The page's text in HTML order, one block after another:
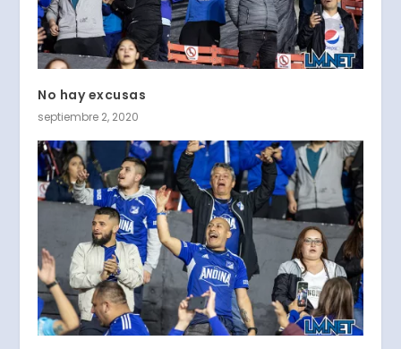
No hay excusas
septiembre 2, 2020